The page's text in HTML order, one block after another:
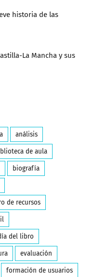
historia de las
La Mancha y sus
análisis
de aula
biografía
de recursos
del libro
evaluación
formación de usuarios